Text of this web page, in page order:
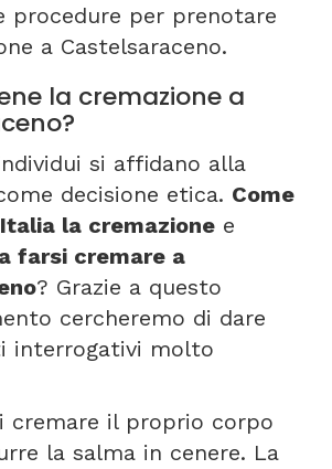
procedure per prenotare
a Castelsaraceno.
la cremazione a
si affidano alla
decisione etica. Come
la cremazione e
farsi cremare a
? Grazie a questo
cercheremo di dare
interrogativi molto
cremare il proprio corpo
la salma in cenere. La